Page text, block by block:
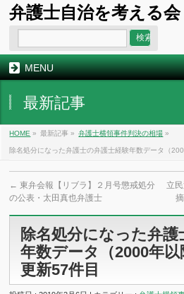
弁護士自治を考える会
MENU
最新記事
HOME » 最新記事 » 弁護士横領事件判決の相場 »
除名処分になった弁護士の弁護士経験年数データ（
← 東弁会報【リブラ】２月号懲戒処分
の公表・太田真也弁護士
立
除名処分になった弁
年数データ（2000年以
更新57件目